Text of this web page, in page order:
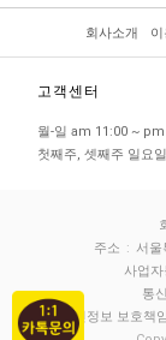
회사소개
고객센터
월-일 am 11:00 ~
첫째주, 셋째주 일요
주소 : 서울
사업
통
개인정보 보호책